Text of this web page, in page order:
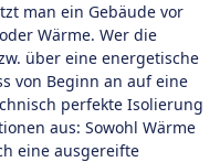
man ein Gebäude vor
Wärme. Wer die
über eine energetische
von Beginn an auf eine
perfekte Isolierung
aus: Sowohl Wärme
eine ausgereifte